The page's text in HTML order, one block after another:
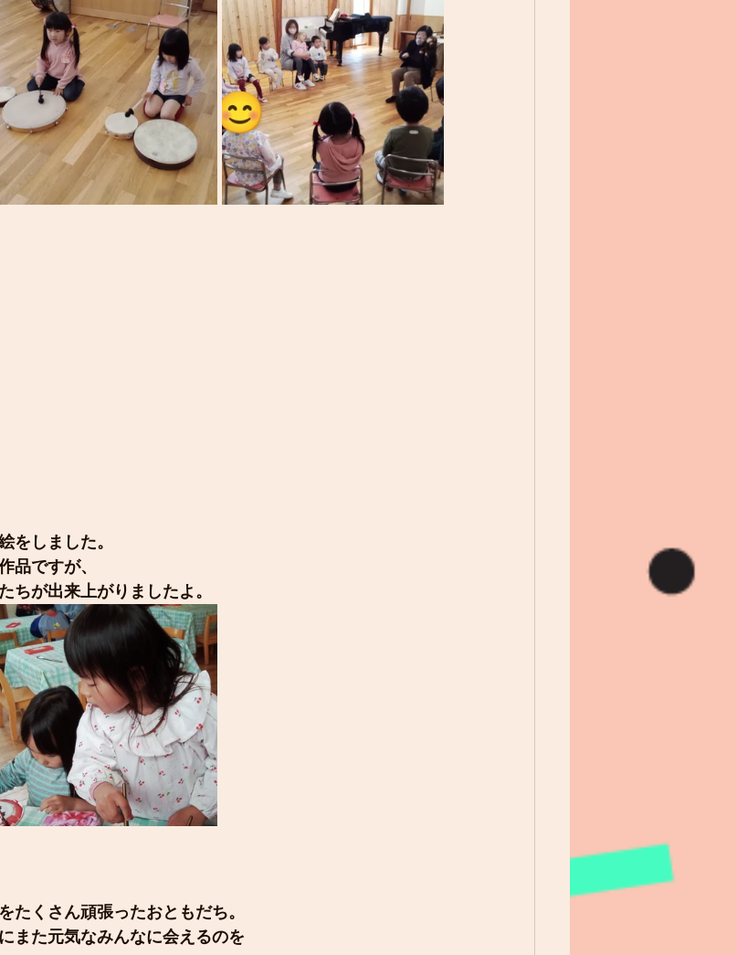
をしました。
品ですが、
ちが出来上がりましたよ。
たくさん頑張ったおともだち。
また元気なみんなに会えるのを